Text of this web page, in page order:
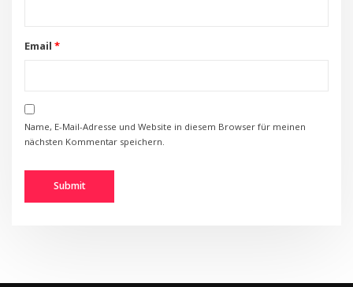
Email *
Name, E-Mail-Adresse und Website in diesem Browser für meinen
nächsten Kommentar speichern.